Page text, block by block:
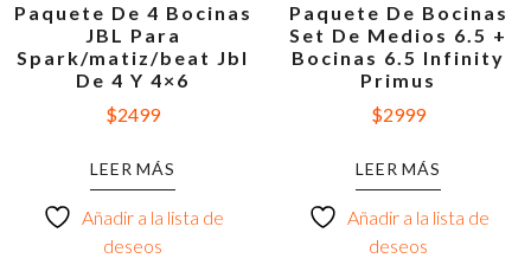
Paquete De 4 Bocinas
JBL Para
Spark/matiz/beat Jbl
De 4 Y 4×6
$2499
LEER MÁS
Añadir a la lista de
deseos
Paquete De Bocinas
Set De Medios 6.5 +
Bocinas 6.5 Infinity
Primus
$2999
LEER MÁS
Añadir a la lista de
deseos